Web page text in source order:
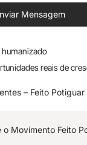
Mensagem
humanizado
reais de
– Feito Potiguar
o Movimento Feito